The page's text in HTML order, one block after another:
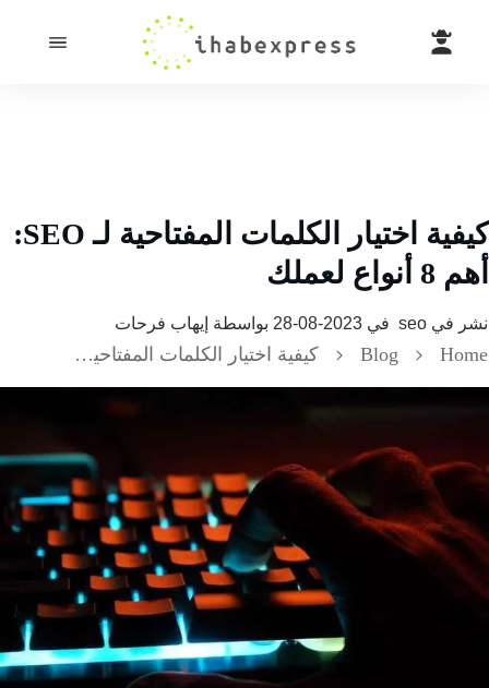
كيفية اختيار الكلمات المفتاحية لـ SEO:
لعملك
في seoفي 2023-08-28 بواسطةإيهاب فرحات
Blog كيفية اختيار الكلمات المفتاحية لـ SEO: أهم 8 أنواع لعملك